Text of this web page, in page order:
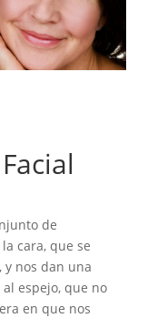
de
cara, que se
y nos dan una
espejo, que no
en que nos